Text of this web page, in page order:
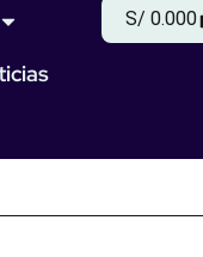
S/ 0.000